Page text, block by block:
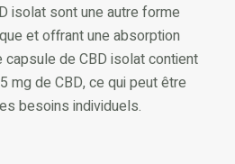
isolat sont une autre forme
et offrant une absorption
capsule de CBD isolat contient
mg de CBD, ce qui peut être
besoins individuels.